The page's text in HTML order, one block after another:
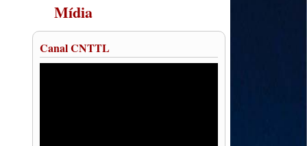
Mídia
Canal CNTTL